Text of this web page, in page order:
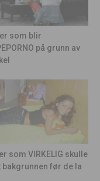
som blir
på grunn av
som VIRKELIG skulle
bakgrunnen før de la